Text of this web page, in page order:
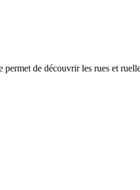
de découvrir les rues et